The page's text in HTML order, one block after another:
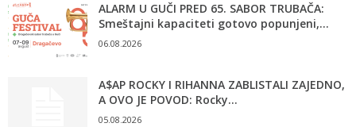
ALARM U GUČI PRED 65. SABOR TRUBAČA:
Smeštajni kapaciteti gotovo popunjeni,...
06.08.2026
A$AP ROCKY I RIHANNA ZABLISTALI ZAJEDNO,
A OVO JE POVOD: Rocky...
05.08.2026